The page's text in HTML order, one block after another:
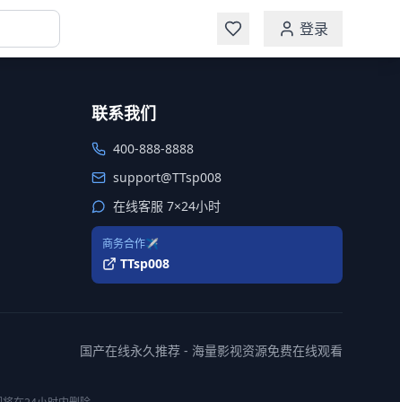
登录
联系我们
400-888-8888
support@TTsp008
在线客服 7×24小时
商务合作✈️
TTsp008
国产在线永久推荐 - 海量影视资源免费在线观看